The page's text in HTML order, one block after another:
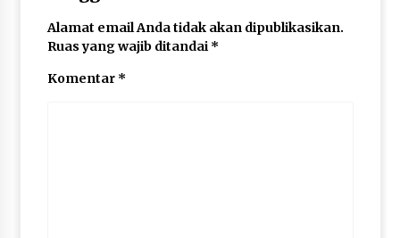
Alamat email Anda tidak akan dipublikasikan.
Ruas yang wajib ditandai *
Komentar *